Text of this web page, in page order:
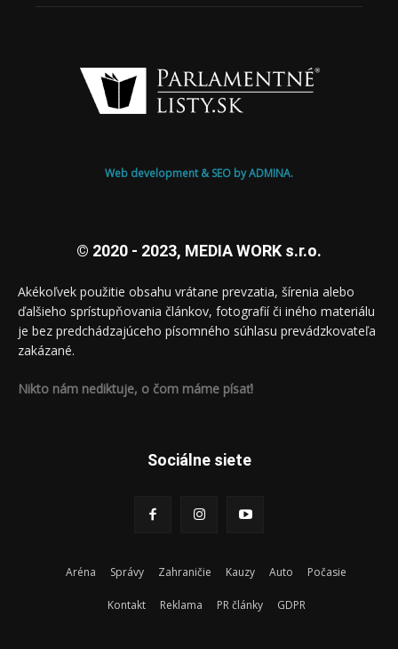
Web development & SEO by ADMINA.
© 2020 - 2023, MEDIA WORK s.r.o.
Akékoľvek použitie obsahu vrátane prevzatia, šírenia alebo
ďalšieho sprístupňovania článkov, fotografií či iného materiálu
je bez predchádzajúceho písomného súhlasu prevádzkovateľa
zakázané.
Nikto nám nediktuje, o čom máme písať!
Sociálne siete
Aréna Správy Zahraničie Kauzy Auto Počasie
Kontakt Reklama PR články GDPR